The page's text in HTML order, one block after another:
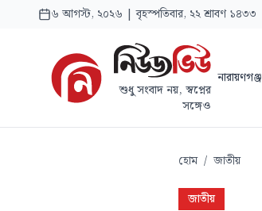
৬ আগস্ট, ২০২৬ | বৃহস্পতিবার, ২২ শ্রাবণ ১৪৩৩
শুধু সংবাদ নয়, স্বপ্নের
সঙ্গেও
নারায়ণগঞ্জ
হোম / জাতীয়
জাতীয়